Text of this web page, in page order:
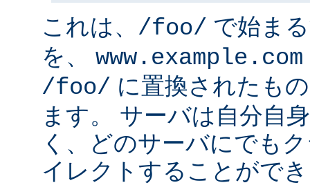
これは、 /foo/ で始ま
を、 www.example.com
/foo/ に置換されたも
ます。 サーバは自分自
く、どのサーバにでも
イレクトすることがで